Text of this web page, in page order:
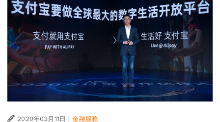
2020年03月11日 | 金融服務